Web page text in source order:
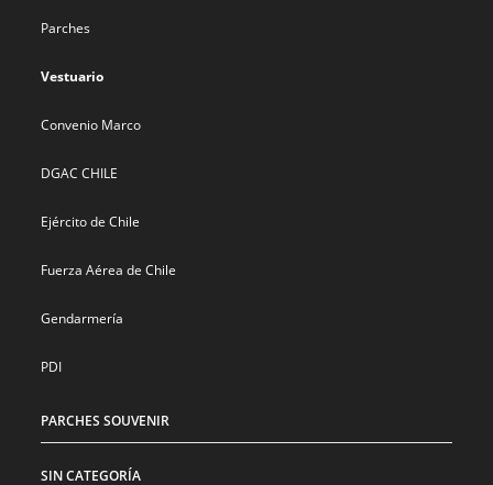
Parches
Vestuario
Convenio Marco
DGAC CHILE
Ejército de Chile
Fuerza Aérea de Chile
Gendarmería
PDI
PARCHES SOUVENIR
SIN CATEGORÍA